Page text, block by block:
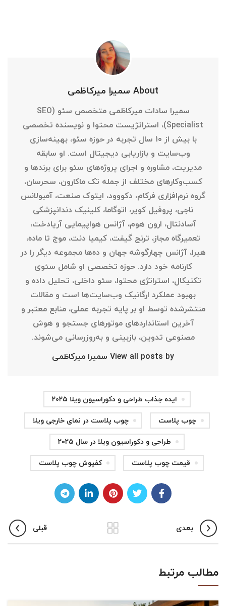
About سمیرا میرکاظمی
سمیرا سادات میرکاظمی متخصص سئو (SEO
Specialist)، استراتژیست محتوا و نویسنده تخصصی
با بیش از ۱۰ سال تجربه در حوزه سئو، بهینه‌سازی
وب‌سایت و بازاریابی دیجیتال است. او سابقه
مدیریت، مشاوره و اجرای پروژه‌های سئو برای برندها و
کسب‌وکارهای مختلف از جمله تک ماکارون، سحرسان،
گروه نرم‌افزاری فرکام، دکووود، ایتوک صنعت، آمبولانس
ناجی، پروفیل کویر، اتوگاما، کلینیک دندانپزشکی
آسادنتال، ارون هوم، آژانس هواپیمایی آریادخت،
تعمیرگاه مجاز، ترنج گیفت، کیمیا دنت، موج تا ماده،
هیرا، آژانس چهارگوشه جهان و ده‌ها مجموعه دیگر را در
کارنامه خود دارد. حوزه تخصصی او شامل سئوی
تکنیکال، استراتژی محتوا، سئو داخلی، تحلیل داده و
بهبود عملکرد ارگانیک وب‌سایت‌ها است و مقالات
منتشرشده توسط او بر پایه تجربه عملی، منابع معتبر و
آخرین استانداردهای موتورهای جستجو و هوش
مصنوعی تدوین، بازبینی و به‌روزرسانی می‌شوند.
View all posts by سمیرا میرکاظمی
ایده جذاب طراحی و دکوراسیون ویلا ۲۰۲۵
چوب پلاست
چوب پلاست در نمای خارجی ویلا
طراحی و دکوراسیون ویلا در سال ۲۰۲۵
قیمت چوب پلاست
کفپوش چوب پلاست
بعدی قبلی
مطالب مرتبط